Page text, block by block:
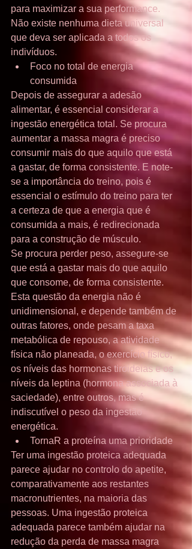
para maximizar a sua performance.
Não existe nenhuma dieta universal
que deva ser aplicada a todos os
indivíduos.
Foco no total de energia
consumida
Depois de assegurar a adesão
alimentar, é essencial considerar a
ingestão energética total. Se procura
aumentar a massa magra é preciso
consumir mais do que aquilo que está
a gastar, de forma consistente. E note-
se a importância do treino, pois é
essencial o estímulo do treino para ter
a certeza de que a energia que é
consumida a mais, é redirecionada
para a construção de músculo.
Se procura perder peso, assegure-se
que está a gastar mais do que aquilo
que consome, de forma consistente.
Esta questão da energia não é
unidimensional, e depende também de
outras fatores, onde pesam a taxa
metabólica de repouso, a atividade
física não planeada, o exercício físico,
os níveis das hormonas tiroideias e os
níveis da leptina (hormona associada à
saciedade), entre outros, mas é
indiscutível o peso da ingestão
energética.
TornaR a proteína uma prioridade
Ter uma ingestão proteica adequada
parece ajudar no controlo do apetite,
comparativamente aos restantes
macronutrientes, na maioria das
pessoas. Uma ingestão proteica
adequada parece também ajudar na
redução da perda de massa magra